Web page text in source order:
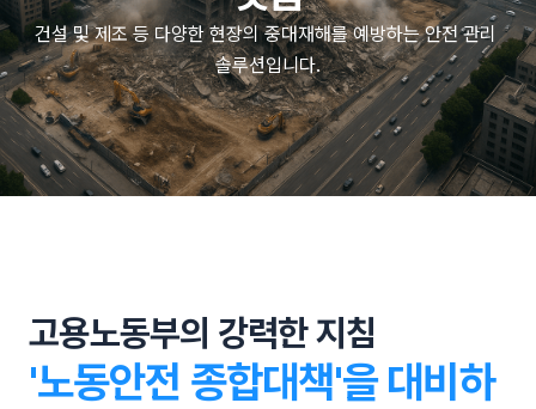
건설 및 제조 등 다양한 현장의 중대재해를 예방하는 안전 관리
솔루션입니다.
고용노동부의 강력한 지침
'노동안전 종합대책'을 대비하